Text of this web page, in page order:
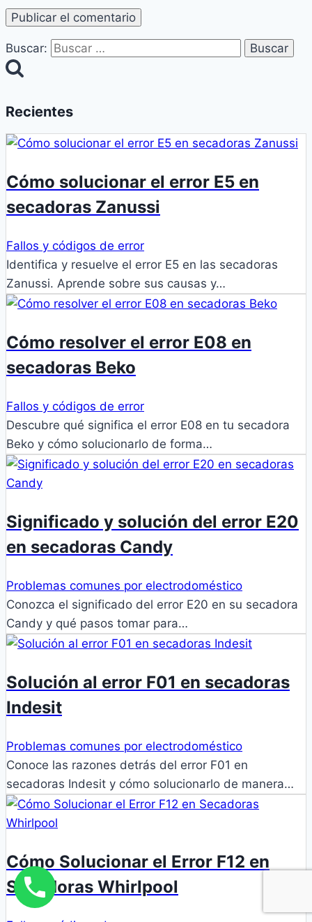
Buscar:
Recientes
Cómo solucionar el error E5 en
secadoras Zanussi
Fallos y códigos de error
Identifica y resuelve el error E5 en las secadoras
Zanussi. Aprende sobre sus causas y…
Cómo resolver el error E08 en
secadoras Beko
Fallos y códigos de error
Descubre qué significa el error E08 en tu secadora
Beko y cómo solucionarlo de forma…
Significado y solución del error E20
en secadoras Candy
Problemas comunes por electrodoméstico
Conozca el significado del error E20 en su secadora
Candy y qué pasos tomar para…
Solución al error F01 en secadoras
Indesit
Problemas comunes por electrodoméstico
Conoce las razones detrás del error F01 en
secadoras Indesit y cómo solucionarlo de manera…
Cómo Solucionar el Error F12 en
Secadoras Whirlpool